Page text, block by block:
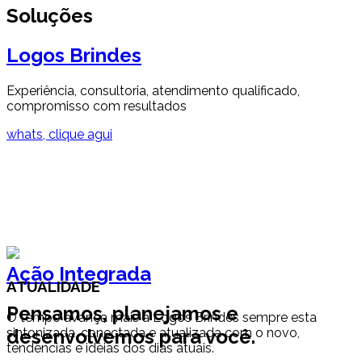
Soluções
Logos Brindes
Experiência, consultoria, atendimento qualificado,
compromisso com resultados
whats, clique agui
Ação Integrada
Pensamos, planejamos e
desenvolvemos para você.
ATUALIDADE
O tempo avança mais a Logos Brindes sempre esta
sintonizada, conectada e atualizada com o novo,
tendências e idèias dos dias atuais.